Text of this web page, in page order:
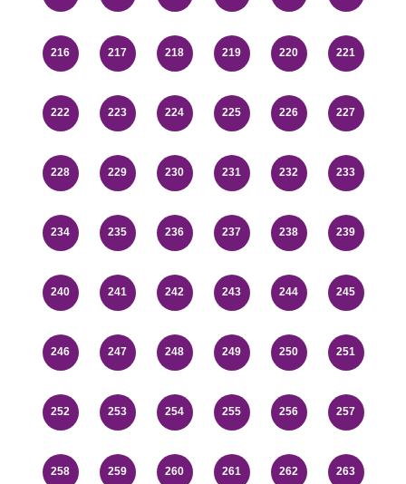
216 217 218 219 220 221
222 223 224 225 226 227
228 229 230 231 232 233
234 235 236 237 238 239
240 241 242 243 244 245
246 247 248 249 250 251
252 253 254 255 256 257
258 259 260 261 262 263